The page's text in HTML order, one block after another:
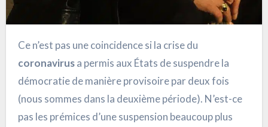
Ce n’est pas une coincidence si la crise du
coronavirusa permis aux États de suspendre la
démocratie de manière provisoire par deux fois
(nous sommes dans la deuxième période). N’est-ce
pas les prémices d’une suspension beaucoup plus